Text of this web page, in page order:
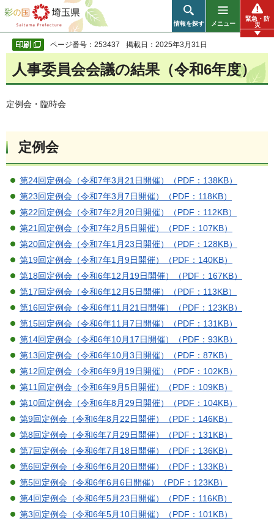
彩の国 埼玉県
情報を探す メニュー
緊急・防
災
ページ番号：253437 掲載日：2025年3月31日
人事委員会会議の結果（令和6年度）
定例会・臨時会
定例会
第24回定例会（令和7年3月21日開催）（PDF：138KB）
第23回定例会（令和7年3月7日開催）（PDF：118KB）
第22回定例会（令和7年2月20日開催）（PDF：112KB）
第21回定例会（令和7年2月5日開催）（PDF：107KB）
第20回定例会（令和7年1月23日開催）（PDF：128KB）
第19回定例会（令和7年1月9日開催）（PDF：140KB）
第18回定例会（令和6年12月19日開催）（PDF：167KB）
第17回定例会（令和6年12月5日開催）（PDF：113KB）
第16回定例会（令和6年11月21日開催）（PDF：123KB）
第15回定例会（令和6年11月7日開催）（PDF：131KB）
第14回定例会（令和6年10月17日開催）（PDF：93KB）
第13回定例会（令和6年10月3日開催）（PDF：87KB）
第12回定例会（令和6年9月19日開催）（PDF：102KB）
第11回定例会（令和6年9月5日開催）（PDF：109KB）
第10回定例会（令和6年8月29日開催）（PDF：104KB）
第9回定例会（令和6年8月22日開催）（PDF：146KB）
第8回定例会（令和6年7月29日開催）（PDF：131KB）
第7回定例会（令和6年7月18日開催）（PDF：136KB）
第6回定例会（令和6年6月20日開催）（PDF：133KB）
第5回定例会（令和6年6月6日開催）（PDF：123KB）
第4回定例会（令和6年5月23日開催）（PDF：116KB）
第3回定例会（令和6年5月10日開催）（PDF：101KB）